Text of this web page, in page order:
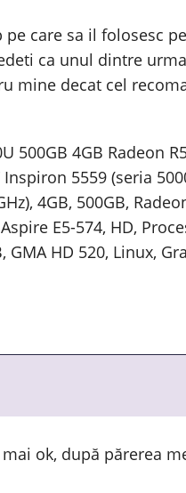
care sa il folosesc
ca unul dintre
mine decat cel
500GB 4GB Radeon
5559 (seria
4GB, 500GB,
E5-574, HD,
GMA HD 520, Linux,
ok, după părerea